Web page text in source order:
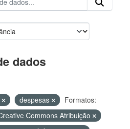
dados
despesas
Formatos:
Commons Atribuição